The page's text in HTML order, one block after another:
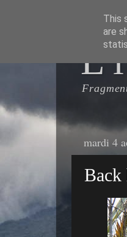
mardi 4
Back
This
are